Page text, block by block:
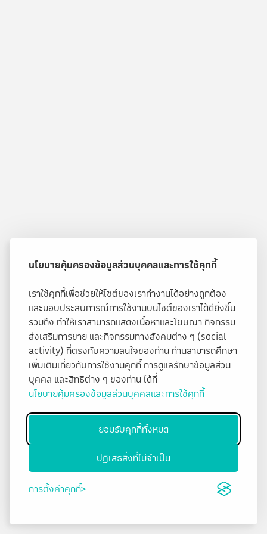
นโยบายคุ้มครองข้อมูลส่วนบุคคลและการใช้คุกกี้
เราใช้คุกกี้เพื่อช่วยให้ไซต์ของเราทำงานได้อย่างถูกต้อง
และมอบประสบการณ์การใช้งานบนไซต์ของเราได้ดียิ่งขึ้น
รวมถึง ทำให้เราสามารถแสดงเนื้อหาและโฆษณา กิจกรรม
ส่งเสริมการขาย และกิจกรรมทางสังคมต่าง ๆ (social
activity) ที่ตรงกับความสนใจของท่าน ท่านสามารถศึกษา
เพิ่มเติมเกี่ยวกับการใช้งานคุกกี้ การดูแลรักษาข้อมูลส่วน
บุคคล และสิทธิต่าง ๆ ของท่าน ได้ที่
นโยบายคุ้มครองข้อมูลส่วนบุคคลและการใช้คุกกี้
ยอมรับคุกกี้ทั้งหมด
ปฏิเสธสิ่งที่ไม่จำเป็น
การตั้งค่าคุกกี้